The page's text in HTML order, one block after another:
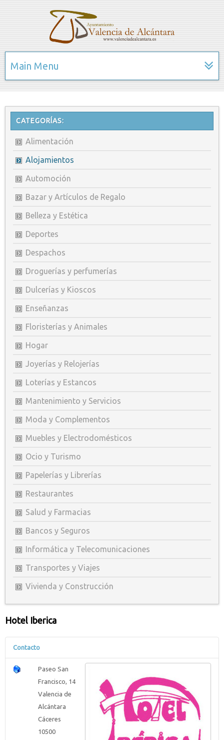
Main Menu
CATEGORÍAS:
Alimentación
Alojamientos
Automoción
Bazar y Artículos de Regalo
Belleza y Estética
Deportes
Despachos
Droguerías y perfumerías
Dulcerías y Kioscos
Enseñanzas
Floristerías y Animales
Hogar
Joyerías y Relojerías
Loterías y Estancos
Mantenimiento y Servicios
Moda y Complementos
Muebles y Electrodomésticos
Ocio y Turismo
Papelerías y Librerías
Restaurantes
Salud y Farmacias
Bancos y Seguros
Informática y Telecomunicaciones
Transportes y Viajes
Vivienda y Construcción
Hotel Iberica
Contacto
Paseo San
Francisco, 14
Valencia de
Alcántara
Cáceres
10500